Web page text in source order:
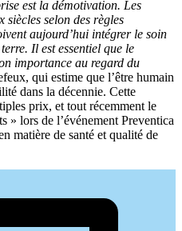
est la démotivation. Les
selon des règles
aujourd’hui intégrer le soin
Il est essentiel que le
importance au regard du
qui estime que l’être humain
dans la décennie. Cette
prix, et tout récemment le
» lors de l’événement Preventica
matière de santé et qualité de